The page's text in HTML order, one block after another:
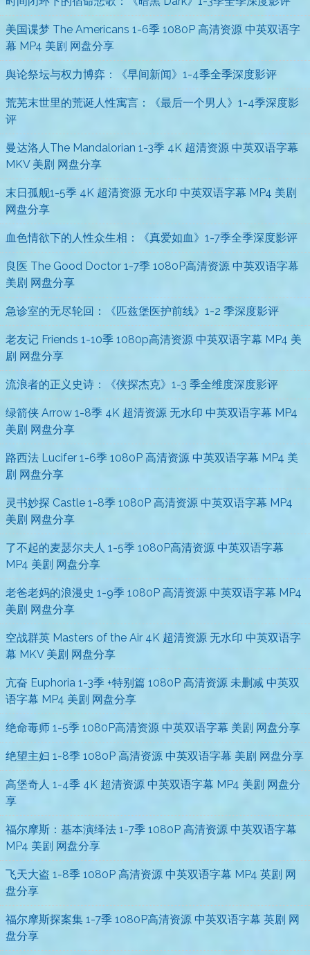
美国谍梦 The Americans 1-6季 1080P 高清资源 中英双语字
幕 MP4 美剧 网盘分享
舆论祭坛与权力博弈：《早间新闻》1-4季全季深度影评
荒芜末世里的荒诞人性寓言：《最后一个男人》1-4季深度影
评
曼达洛人The Mandalorian 1-3季 4K 超清资源 中英双语字幕
MKV 美剧 网盘分享
末日孤舰1-5季 4K 超清资源 无水印 中英双语字幕 MP4 美剧
网盘分享
血色情欲下的人性众生相：《真爱如血》1-7季全季深度影评
良医 The Good Doctor 1-7季 1080P高清资源 中英双语字幕
美剧 网盘分享
急诊室的无尽轮回：《匹兹堡医护前线》1-2 季深度影评
老友记 Friends 1-10季 1080p高清资源 中英双语字幕 MP4 美
剧 网盘分享
流浪者的正义史诗：《侠探杰克》1-3 季全维度深度影评
绿箭侠 Arrow 1-8季 4K 超清资源 无水印 中英双语字幕 MP4
美剧 网盘分享
路西法 Lucifer 1-6季 1080P 高清资源 中英双语字幕 MP4 美
剧 网盘分享
灵书妙探 Castle 1-8季 1080P 高清资源 中英双语字幕 MP4
美剧 网盘分享
了不起的麦瑟尔夫人 1-5季 1080P高清资源 中英双语字幕
MP4 美剧 网盘分享
老爸老妈的浪漫史 1-9季 1080P 高清资源 中英双语字幕 MP4
美剧 网盘分享
空战群英 Masters of the Air 4K 超清资源 无水印 中英双语字
幕 MKV 美剧 网盘分享
亢奋 Euphoria 1-3季 +特别篇 1080P 高清资源 未删减 中英双
语字幕 MP4 美剧 网盘分享
绝命毒师 1-5季 1080P高清资源 中英双语字幕 美剧 网盘分享
绝望主妇 1-8季 1080P 高清资源 中英双语字幕 美剧 网盘分享
高堡奇人 1-4季 4K 超清资源 中英双语字幕 MP4 美剧 网盘分
享
福尔摩斯：基本演绎法 1-7季 1080P 高清资源 中英双语字幕
MP4 美剧 网盘分享
飞天大盗 1-8季 1080P 高清资源 中英双语字幕 MP4 英剧 网
盘分享
福尔摩斯探案集 1-7季 1080P高清资源 中英双语字幕 英剧 网
盘分享